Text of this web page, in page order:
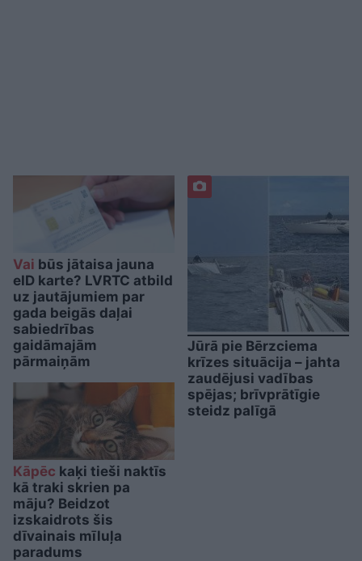
Vai būs jātaisa jauna
eID karte? LVRTC atbild
uz jautājumiem par
gada beigās daļai
sabiedrības
gaidāmajām
pārmaiņām
Kāpēc kaķi tieši naktīs
kā traki skrien pa
māju? Beidzot
izskaidrots šis
dīvainais mīluļa
paradums
Jūrā pie Bērzciema
krīzes situācija – jahta
zaudējusi vadības
spējas; brīvprātīgie
steidz palīgā